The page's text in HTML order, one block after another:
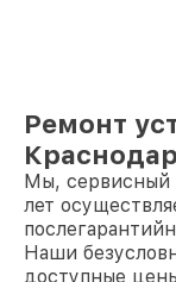
Ремонт
Мы, сервисный
лет
Наши
доступные